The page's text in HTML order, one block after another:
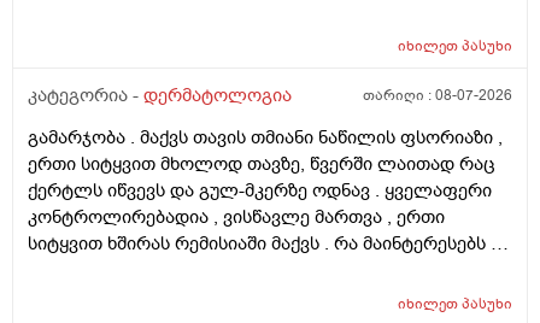
ასაკი და გენეტიკა , ზუსტად ვერ გეტყვით მაგრამ
შუბლის ხაზიც გადაწეულია უკვე აშკარად . ჩემი
ჩამატება და გახშირება , თუ არის მიზანშეწონილი და
გამართლებილი სკალპის ფსორიაზის დროს ? არ
მინდა რომ ამ პროცედურებმა კიდევ უფრო
გამიღიანოს . თუ გააგრძელებს იმავე ფორმით
არსებობას თანახმა ვარ ერთი სიტყით . მოკლედ
ფსორიაზის დროს და არის თუ არა პრაქტიკაში ვინც
იხილეთპასუხი
კატეგორია - დერმატოლოგია თარიღი :08-07-2026
გამარჯობა . მაქვს თავის თმიანი ნაწილის ფსორიაზი ,
ერთი სიტყვით მხოლოდ თავზე, წვერში ლაითად რაც
ქერტლს იწვევს და გულ-მკერზე ოდნავ . ყველაფერი
კონტროლირებადია , ვისწავლე მართვა , ერთი
სიტყვით ხშირას რემისიაში მაქვს . რა მაინტერესებს -
კისერი , ყელი , მუცელი , საჯდომი , ხელი , ფეხი და ა.შ
იხილეთპასუხი